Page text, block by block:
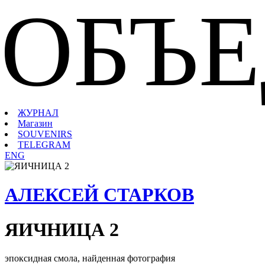
ЖУРНАЛ
Магазин
SOUVENIRS
TELEGRAM
ENG
АЛЕКСЕЙ СТАРКОВ
ЯИЧНИЦА 2
эпоксидная смола, найденная фотография